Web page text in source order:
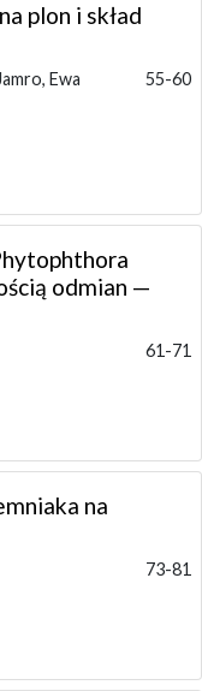
plon i skład
Ewa
55-60
odmian —
61-71
na
73-81